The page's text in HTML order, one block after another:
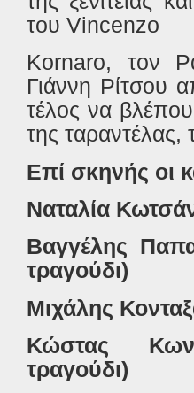
του Vincenzo
Kornaro, τον
Γιάννη Ρίτσου
τέλος να
της
Επί σκηνής οι
Ναταλία
Bαγγέλης
τραγούδι)
Μιχάλης
Κώστας
τραγούδι)